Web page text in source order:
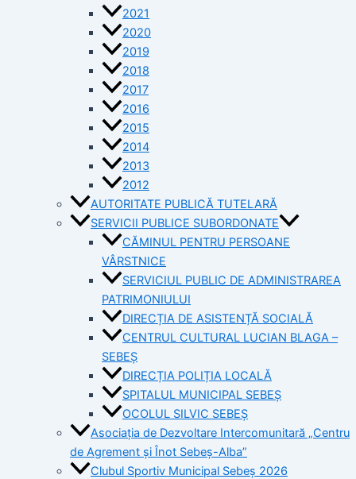
2021
2020
2019
2018
2017
2016
2015
2014
2013
2012
AUTORITATE PUBLICĂ TUTELARĂ
SERVICII PUBLICE SUBORDONATE
CĂMINUL PENTRU PERSOANE
VÂRSTNICE
SERVICIUL PUBLIC DE ADMINISTRAREA
PATRIMONIULUI
DIRECȚIA DE ASISTENȚĂ SOCIALĂ
CENTRUL CULTURAL LUCIAN BLAGA –
SEBEȘ
DIRECȚIA POLIȚIA LOCALĂ
SPITALUL MUNICIPAL SEBEȘ
OCOLUL SILVIC SEBEȘ
Asociația de Dezvoltare Intercomunitară „Centru
de Agrement și Înot Sebeș-Alba”
Clubul Sportiv Municipal Sebeș 2026